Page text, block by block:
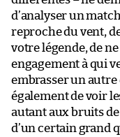
d’analyser un
reproche du vent,
votre légende, de
engagement à qui
embrasser un
également de voir
autant aux bruits
d’un certain grand